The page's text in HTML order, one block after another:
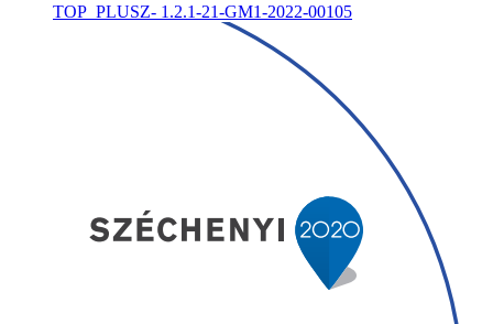
TOP_PLUSZ- 1.2.1-21-GM1-2022-00105